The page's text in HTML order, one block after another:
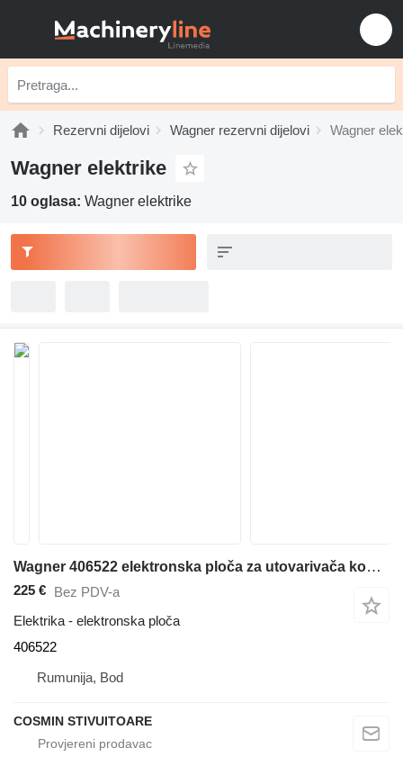
Rezervni dijelovi Wagner rezervni dijelovi Wagner
Wagner elektrike
10 oglasa: Wagner elektrike
Wagner 406522 elektronska ploča za utovarivača kontejnera
225 € Bez PDV-a
Elektrika - elektronska ploča
406522
Rumunija, Bod
COSMIN STIVUITOARE